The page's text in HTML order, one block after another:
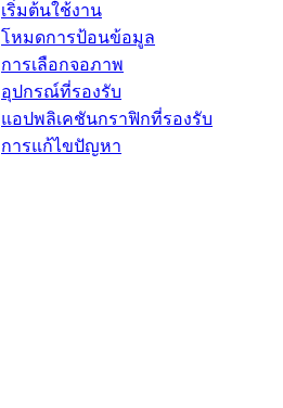
เริ่มต้นใช้งาน
โหมดการป้อนข้อมูล
การเลือกจอภาพ
อุปกรณ์ที่รองรับ
แอปพลิเคชันกราฟิกที่รองรับ
การแก้ไขปัญหา